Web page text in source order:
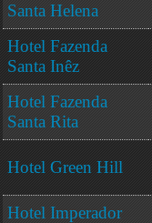
Santa Helena
Hotel Fazenda
Santa Inêz
Hotel Fazenda
Santa Rita
Hotel Green Hill
Hotel Imperador